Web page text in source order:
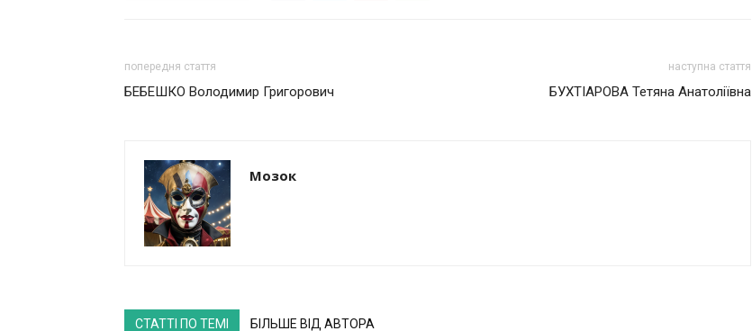
попередня стаття
БЕБЕШКО Володимир Григорович
наступна стаття
БУХТІАРОВА Тетяна Анатоліївна
Мозок
СТАТТІ ПО ТЕМІ БІЛЬШЕ ВІД АВТОРА